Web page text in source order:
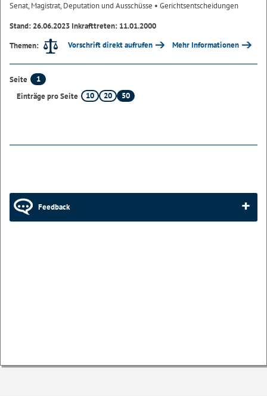
Senat, Magistrat, Deputation und Ausschüsse • Gerichtsentscheidungen
Stand: 26.06.2023 Inkrafttreten: 11.01.2000
Themen:
Vorschrift direkt aufrufen Mehr Informationen
Seite
1
Einträge pro Seite
10 20 50
Feedback